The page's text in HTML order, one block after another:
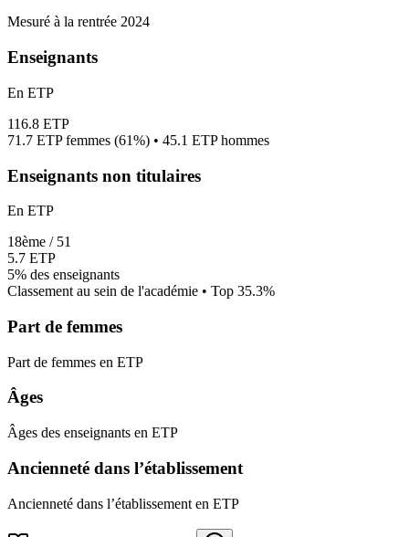
Mesuré à la rentrée 2024
Enseignants
En ETP
116.8 ETP
71.7 ETP femmes (61%) • 45.1 ETP hommes
Enseignants non titulaires
En ETP
18ème / 51
5.7 ETP
5% des enseignants
Classement au sein de l'académie • Top 35.3%
Part de femmes
Part de femmes en ETP
Âges
Âges des enseignants en ETP
Ancienneté dans l’établissement
Ancienneté dans l’établissement en ETP